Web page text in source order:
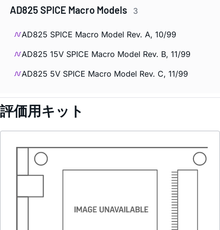
AD825 SPICE Macro Models 3
AD825 SPICE Macro Model Rev. A, 10/99
AD825 15V SPICE Macro Model Rev. B, 11/99
AD825 5V SPICE Macro Model Rev. C, 11/99
評価用キット